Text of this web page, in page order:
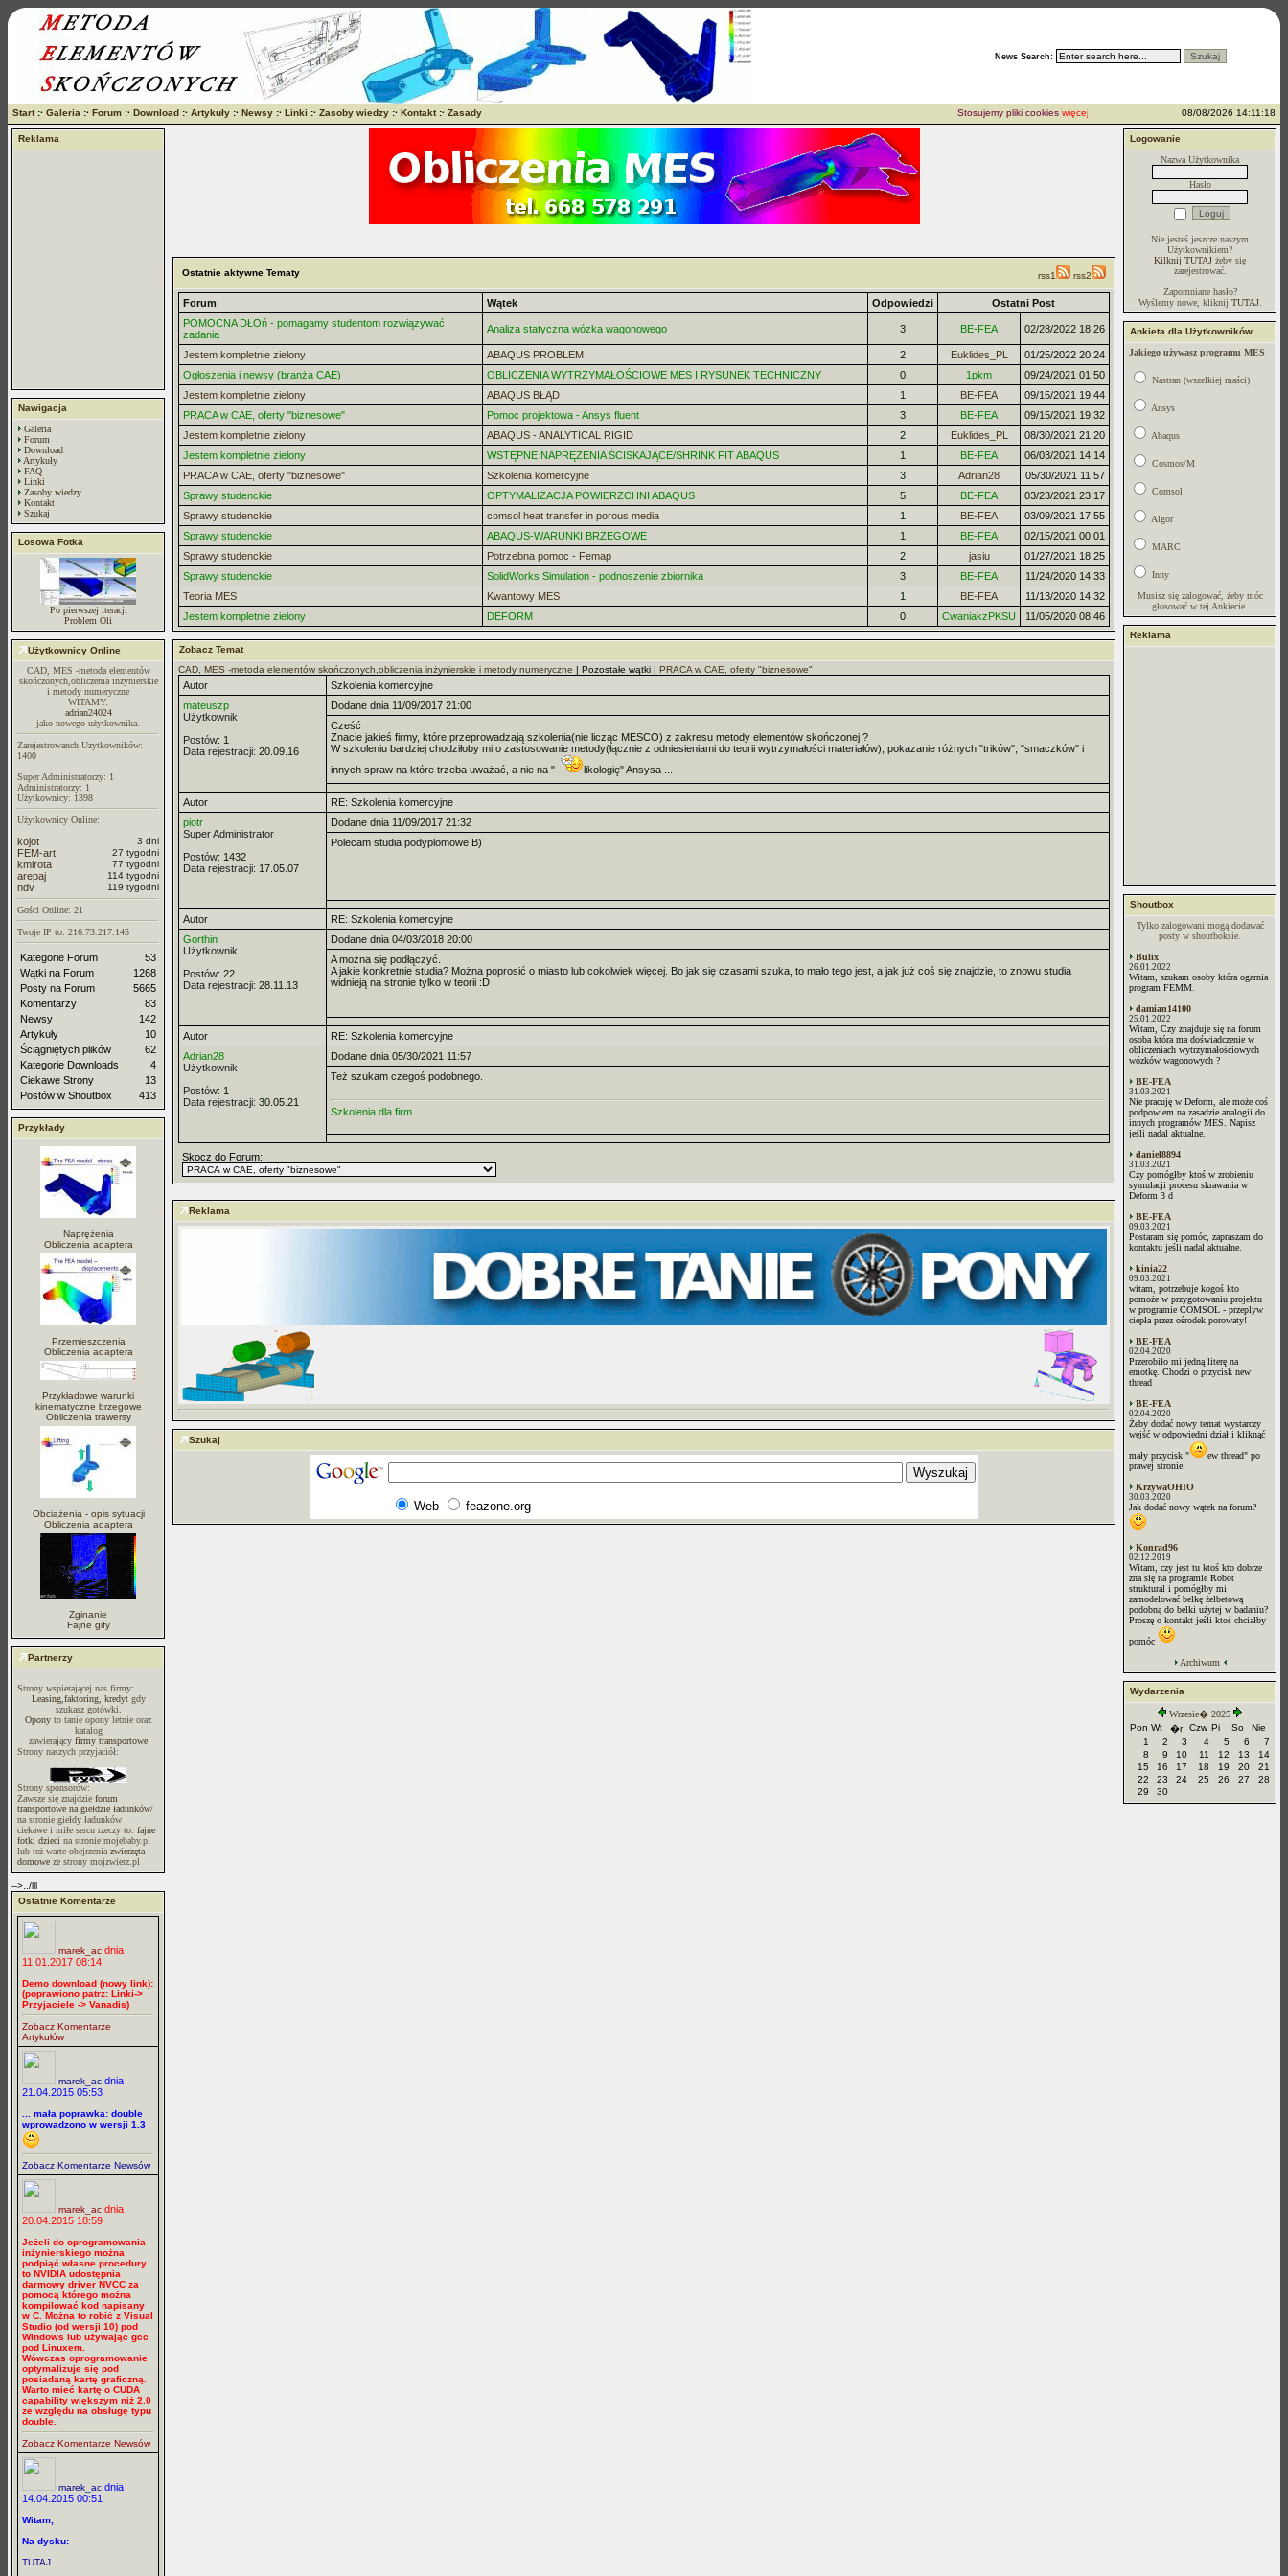
News Search:
Start:· Galeria :· Forum :· Download :· Artykuły :· Newsy :· Linki :· Zasoby wiedzy :· Kontakt:· Zasady Stosujemy pliki cookieswięcej... 08/08/2026 14:11:18
Reklama
Nawigacja
Galeria
Forum
Download
Artykuły
FAQ
Linki
Zasoby wiedzy
Kontakt
Szukaj
Losowa Fotka
Po pierwszej iteracji
Problem Oli
Użytkownicy Online
CAD, MES -metoda elementów
skończonych,obliczenia inżynierskie
i metody numeryczne
WITAMY:
adrian24024
jako nowego użytkownika.
Zarejestrowanch Uzytkowników:
1400
Super Administratorzy: 1
Administratorzy: 1
Użytkownicy: 1398
Użytkownicy Online:
kojot 3 dni
FEM-art 27 tygodni
kmirota 77 tygodni
arepaj 114 tygodni
ndv 119 tygodni
Gości Online: 21
Twoje IP to: 216.73.217.145
Kategorie Forum
53
Wątki na Forum
1268
Posty na Forum
5665
Komentarzy
83
Newsy
142
Artykuły
10
Ściągniętych plików
62
Kategorie Downloads
4
Ciekawe Strony
13
Postów w Shoutbox
413
Przykłady
Naprężenia
Obliczenia adaptera
Przemieszczenia
Obliczenia adaptera
Przykładowe warunki
kinematyczne brzegowe
Obliczenia trawersy
Obciążenia - opis sytuacji
Obliczenia adaptera
Zginanie
Fajne gify
Partnerzy
Strony wspierającej nas firmy:
Leasing,faktoring, kredytgdy
szukasz gotówki.
Opony to tanie opony letnie oraz
katalog
zawierający firmy transportowe
Strony naszych przyjaciół:
Strony sponsorów:
Zawsze się znajdzie forum
transportowe na giełdzie ładunków/
na stronie giełdy ładunków
ciekawe i miłe sercu rzeczy to: fajne
fotki dzieci na stronie mojebaby.pl
lub też warte obejrzenia zwierzęta
domowe ze strony mojzwierz.pl
-->../lll
Ostatnie Komentarze
marek_ac dnia
11.01.2017 08:14
Demo download (nowy link):
(poprawiono patrz: Linki->
Przyjaciele -> Vanadis)
Zobacz Komentarze
Artykułów
marek_ac dnia
21.04.2015 05:53
... mała poprawka: double
wprowadzono w wersji 1.3
Zobacz Komentarze Newsów
marek_ac dnia
20.04.2015 18:59
Jeżeli do oprogramowania
inżynierskiego można
podpiąć własne procedury
to NVIDIA udostępnia
darmowy driver NVCC za
pomocą którego można
kompilować kod napisany
w C. Można to robić z Visual
Studio (od wersji 10) pod
Windows lub używając gcc
pod Linuxem.
Wówczas oprogramowanie
optymalizuje się pod
posiadaną kartę graficzną.
Warto mieć kartę o CUDA
capability większym niż 2.0
ze względu na obsługę typu
double.
Zobacz Komentarze Newsów
marek_ac dnia
14.04.2015 00:51
Witam,
Na dysku:
TUTAJ
Ostatnie aktywne Tematy rss1 rss2
Forum Wątek Odpowiedzi
Ostatni Post
POMOCNA DŁOń - pomagamy studentom rozwiązywać
zadania
Analiza statyczna wózka wagonowego 3 BE-FEA 02/28/2022 18:26
Jestem kompletnie zielony ABAQUS PROBLEM 2 Euklides_PL
01/25/2022 20:24
Ogłoszenia i newsy (branża CAE)
OBLICZENIA WYTRZYMAŁOŚCIOWE MES I RYSUNEK TECHNICZNY 0 1pkm
09/24/2021 01:50
Jestem kompletnie zielony
ABAQUS BŁĄD 1 BE-FEA
09/15/2021 19:44
PRACA w CAE, oferty "biznesowe"
Pomoc projektowa - Ansys fluent 3 BE-FEA
09/15/2021 19:32
Jestem kompletnie zielony
ABAQUS - ANALYTICAL RIGID 2 Euklides_PL
08/30/2021 21:20
Jestem kompletnie zielony
WSTĘPNE NAPRĘZENIA ŚCISKAJĄCE/SHRINK FIT ABAQUS 1 BE-FEA
06/03/2021 14:14
PRACA w CAE, oferty "biznesowe"
Szkolenia komercyjne 3 Adrian28
05/30/2021 11:57
Sprawy studenckie
OPTYMALIZACJA POWIERZCHNI ABAQUS 5 BE-FEA
03/23/2021 23:17
Sprawy studenckie
comsol heat transfer in porous media 1 BE-FEA
03/09/2021 17:55
Sprawy studenckie
ABAQUS-WARUNKI BRZEGOWE 1 BE-FEA
02/15/2021 00:01
Sprawy studenckie
Potrzebna pomoc - Femap 2 jasiu
01/27/2021 18:25
Sprawy studenckie
SolidWorks Simulation - podnoszenie zbiornika 3 BE-FEA
11/24/2020 14:33
Teoria MES
Kwantowy MES 1 BE-FEA
11/13/2020 14:32
Jestem kompletnie zielony
DEFORM 0 CwaniakzPKSU 11/05/2020 08:46
Zobacz Temat
CAD, MES -metoda elementów skończonych,obliczenia inżynierskie i metody numeryczne | Pozostałe wątki | PRACA w CAE, oferty "biznesowe"
Autor
Szkolenia komercyjne
mateuszp
Użytkownik
Postów: 1
Data rejestracji: 20.09.16
Dodane dnia 11/09/2017 21:00
Cześć
Znacie jakieś firmy, które przeprowadzają szkolenia(nie licząc MESCO) z zakresu metody elementów skończonej ?
W szkoleniu bardziej chodziłoby mi o zastosowanie metody(łącznie z odniesieniami do teorii wytrzymałości materiałów), pokazanie różnych "trików", "smaczków" i
innych spraw na które trzeba uważać, a nie na "
likologię" Ansysa ...
Autor
RE: Szkolenia komercyjne
piotr
Super Administrator
Postów: 1432
Data rejestracji: 17.05.07
Dodane dnia 11/09/2017 21:32
Polecam studia podyplomowe B)
Autor
RE: Szkolenia komercyjne
Gorthin
Użytkownik
Postów: 22
Data rejestracji: 28.11.13
Dodane dnia 04/03/2018 20:00
A można się podłączyć.
A jakie konkretnie studia? Można poprosić o miasto lub cokolwiek więcej. Bo jak się czasami szuka, to mało tego jest, a jak już coś się znajdzie, to znowu studia
widnieją na stronie tylko w teorii :D
Autor
RE: Szkolenia komercyjne
Adrian28
Użytkownik
Postów: 1
Data rejestracji: 30.05.21
Dodane dnia 05/30/2021 11:57
Też szukam czegoś podobnego.
Szkolenia dla firm
Skocz do Forum:
Reklama
Szukaj
Web feazone.org
Logowanie
Nazwa Użytkownika
Hasło
Nie jesteś jeszcze naszym
Użytkownikiem?
Kilknij TUTAJ żeby się
zarejestrować.
Zapomniane hasło?
Wyślemy nowe, kliknij TUTAJ.
Ankieta dla Użytkowników
Jakiego używasz programu MES
Nastran (wszelkiej maści)
Ansys
Abaqus
Cosmos/M
Comsol
Algor
MARC
Inny
Musisz się zalogować, żeby móc
głosować w tej Ankiecie.
Reklama
Shoutbox
Tylko zalogowani mogą dodawać
posty w shoutboksie.
Bulix
26.01.2022
Witam, szukam osoby która ogarnia
program FEMM.
damian14100
25.01.2022
Witam, Czy znajduje się na forum
osoba która ma doświadczenie w
obliczeniach wytrzymałościowych
wózków wagonowych ?
BE-FEA
31.03.2021
Nie pracuję w Deform, ale może coś
podpowiem na zasadzie analogii do
innych programów MES. Napisz
jeśli nadal aktualne.
daniel8894
31.03.2021
Czy pomógłby ktoś w zrobieniu
symulacji procesu skrawania w
Deform 3 d
BE-FEA
09.03.2021
Postaram się pomóc, zapraszam do
kontaktu jeśli nadal aktualne.
kinia22
09.03.2021
witam, potrzebuje kogoś kto
pomoże w przygotowaniu projektu
w programie COMSOL - przeplyw
ciepła przez ośrodek porowaty!
BE-FEA
02.04.2020
Przerobiło mi jedną literę na
emotkę. Chodzi o przycisk new
thread
BE-FEA
02.04.2020
Żeby dodać nowy temat wystarczy
wejść w odpowiedni dział i kliknąć
mały przycisk "
ew thread" po
prawej stronie.
KrzywaOHIO
30.03.2020
Jak dodać nowy wątek na forum?
Konrad96
02.12.2019
Witam, czy jest tu ktoś kto dobrze
zna się na programie Robot
struktural i pomógłby mi
zamodelować belkę żelbetową
podobną do belki użytej w badaniu?
Proszę o kontakt jeśli ktoś chciałby
pomóc
Archiwum
Wydarzenia
Wrzesie� 2025
Pon Wt �r Czw Pi So
Nie
1
2 3 4 5 6
7
8
9 10 11 12 13
14
15
16 17 18 19 20
21
22
23 24 25 26 27
28
29
30